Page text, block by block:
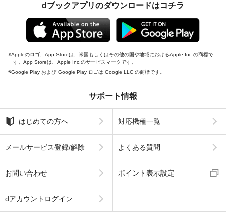
dブックアプリのダウンロードはコチラ
Appleのロゴ、App Storeは、米国もしくはその他の国や地域におけるApple Inc.の商標で
す。App Storeは、Apple Inc.のサービスマークです。
Google Play および Google Play ロゴは Google LLC の商標です。
サポート情報
はじめての方へ 対応機種一覧
メールサービス登録/解除 よくある質問
お問い合わせ ポイント表示設定
dアカウントログイン